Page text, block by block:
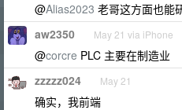
@Alias2023 老哥这方面也能
aw2350 May 21 via iPhone
@corcre PLC 主要在制造业
zzzzz024 May 21
确实，我前端